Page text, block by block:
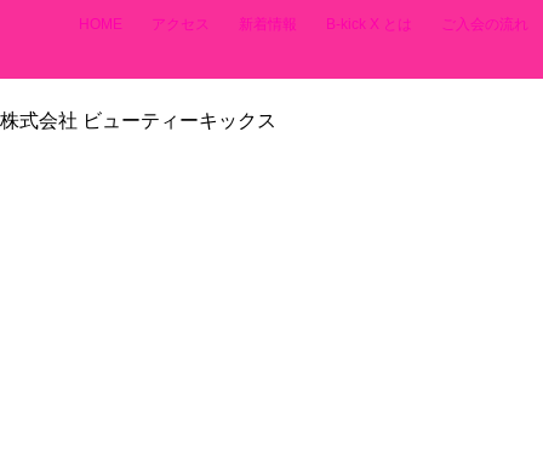
HOME アクセス 新着情報 B-kick X とは ご入会の流れ
株式会社 ビューティーキックス